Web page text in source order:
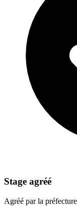
Stage agréé
Agréé par la